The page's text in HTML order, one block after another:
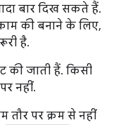
बार दिख सकते हैं.
की बनाने के लिए,
है.
की जाती हैं. किसी
नहीं.
पर क्रम से नहीं